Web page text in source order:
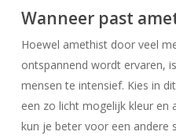
Wanneer past
Hoewel amethist door veel
ontspannend wordt ervaren,
mensen te intensief. Kies in
een zo licht mogelijk kleur en
kun je beter voor een andere